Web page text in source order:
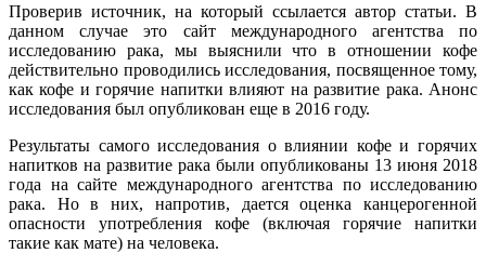
Проверив источник, на который ссылается автор статьи. В
данном случае это сайт международного агентства по
исследованию рака, мы выяснили что в отношении кофе
действительно проводились исследования, посвященное тому,
как кофе и горячие напитки влияют на развитие рака. Анонс
исследования был опубликован еще в 2016 году.
Результаты самого исследования о влиянии кофе и горячих
напитков на развитие рака были опубликованы 13 июня 2018
года на сайте международного агентства по исследованию
рака. Но в них, напротив, дается оценка канцерогенной
опасности употребления кофе (включая горячие напитки
такие как мате) на человека.